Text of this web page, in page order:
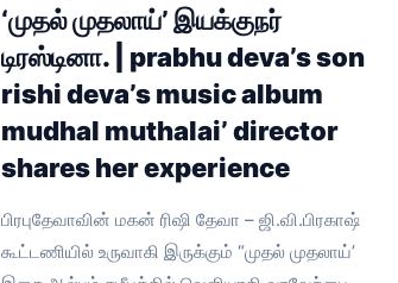
‘முதல் முதலாய்’ இயக்குநர்
டிரஸ்டினா. | prabhu deva’s son
rishi deva’s music album
mudhal muthalai’ director
shares her experience
பிரபுதேவாவின் மகன் ரிஷி தேவா – ஜி.வி.பிரகாஷ்
கூட்டணியில் உருவாகி இருக்கும் “முதல் முதலாய்’